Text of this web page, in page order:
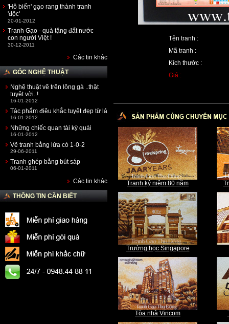
'Hô biến' gạo rang thành tranh
'độc'
20-01-2012
Tranh Gạo - quà tặng đất nước
con người Việt !
30-12-2011
Các tin khác
GÓC NGHỆ THUẬT
Nghệ thuật vẽ trên lông gà ..thật
tuyệt vời..!
16-01-2012
Tác phẩm điêu khắc tuyệt đẹp từ lá
16-01-2012
Những chiếc quan tài kỳ quái
16-01-2012
Vẽ tranh bằng lửa có 1-0-2
29-06-2011
Tranh ghép bằng bút sáp
06-01-2011
Các tin khác
THÔNG TIN CẦN BIẾT
Tên tranh :
Mã tranh :
Kích thước :
Giá :
Tranh kỷ niệm 80 năm
Trường học Singapore
Tòa nhà Vincom